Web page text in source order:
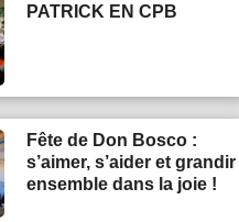
PATRICK EN CPB
Fête de Don Bosco :
s’aimer, s’aider et grandir
ensemble dans la joie !